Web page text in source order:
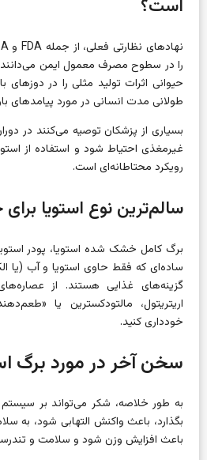
است؟
را در سطوح مصرف معمول ایمن
حیوانی اثرات تولید مثلی را در دوزهای
طولانی مدت انسانی در مورد پیامدهای
بسیاری از پزشکان توصیه می‌کنند در
غیرمغذی احتیاط شود و استفاده از
رویکرد محتاطانه‌ای است.
سالم‌ترین نوع استویا
برگ کامل خشک شده استویا، پودر
ساده‌ای که فقط حاوی استویا و آب (یا
گزینه‌های غذایی هستند. از
اریتریتول، مالتودکسترین یا
خودداری کنید.
سخن آخر در مورد برگ
به طور خلاصه، شکر می‌تواند بر
بگذارد، باعث واکنش التهابی شود، به
باعث افزایش وزن شود و سلامت و